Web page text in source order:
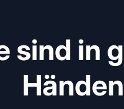
sind in